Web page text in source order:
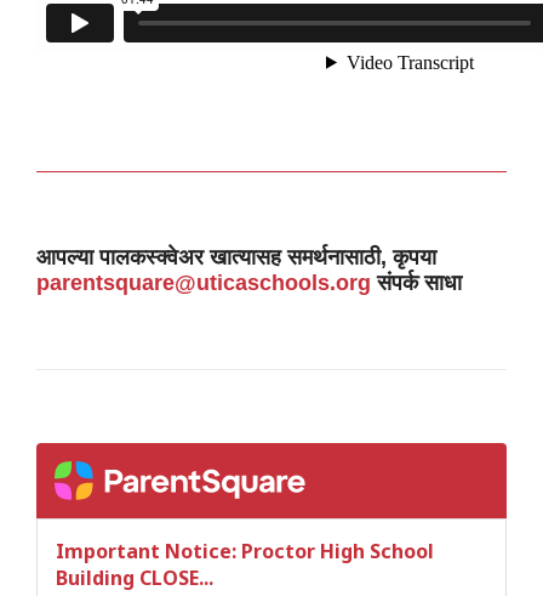
आपल्या पालकस्क्वेअर खात्यासह समर्थनासाठी, कृपया
parentsquare@uticaschools.org संपर्क साधा